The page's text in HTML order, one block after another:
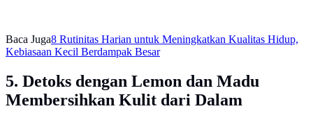
Baca Juga8 Rutinitas Harian untuk Meningkatkan Kualitas Hidup,
Kebiasaan Kecil Berdampak Besar
5. Detoks dengan Lemon dan Madu
Membersihkan Kulit dari Dalam